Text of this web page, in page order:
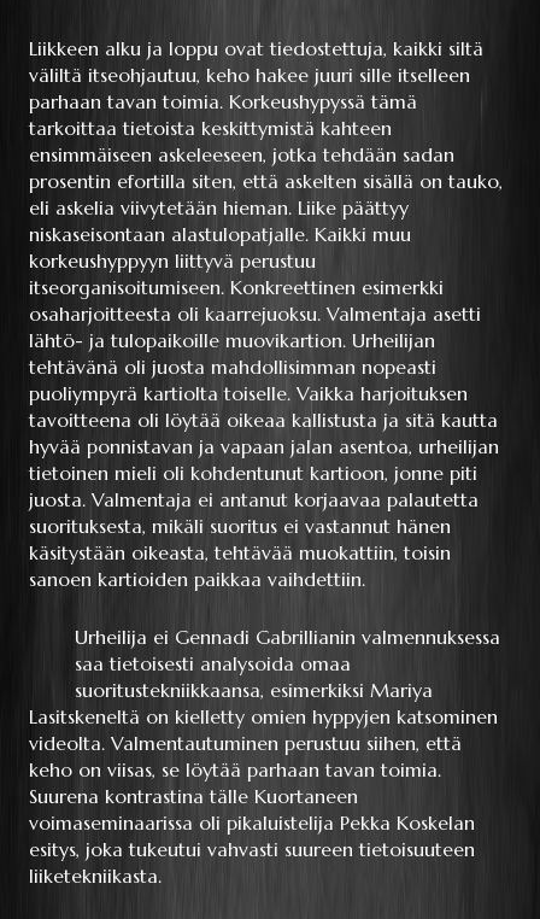
Liikkeen alku ja loppu ovat tiedostettuja, kaikki siltä
väliltä itseohjautuu, keho hakee juuri sille itselleen
parhaan tavan toimia. Korkeushypyssä tämä
tarkoittaa tietoista keskittymistä kahteen
ensimmäiseen askeleeseen, jotka tehdään sadan
prosentin efortilla siten, että askelten sisällä on tauko,
eli askelia viivytetään hieman. Liike päättyy
niskaseisontaan alastulopatjalle. Kaikki muu
korkeushyppyyn liittyvä perustuu
itseorganisoitumiseen. Konkreettinen esimerkki
osaharjoitteesta oli kaarrejuoksu. Valmentaja asetti
lähtö- ja tulopaikoille muovikartion. Urheilijan
tehtävänä oli juosta mahdollisimman nopeasti
puoliympyrä kartiolta toiselle. Vaikka harjoituksen
tavoitteena oli löytää oikeaa kallistusta ja sitä kautta
hyvää ponnistavan ja vapaan jalan asentoa, urheilijan
tietoinen mieli oli kohdentunut kartioon, jonne piti
juosta. Valmentaja ei antanut korjaavaa palautetta
suorituksesta, mikäli suoritus ei vastannut hänen
käsitystään oikeasta, tehtävää muokattiin, toisin
sanoen kartioiden paikkaa vaihdettiin.
Urheilija ei Gennadi Gabrillianin valmennuksessa
saa tietoisesti analysoida omaa
suoritustekniikkaansa, esimerkiksi Mariya
Lasitskeneltä on kielletty omien hyppyjen katsominen
videolta. Valmentautuminen perustuu siihen, että
keho on viisas, se löytää parhaan tavan toimia.
Suurena kontrastina tälle Kuortaneen
voimaseminaarissa oli pikaluistelija Pekka Koskelan
esitys, joka tukeutui vahvasti suureen tietoisuuteen
liiketekniikasta.